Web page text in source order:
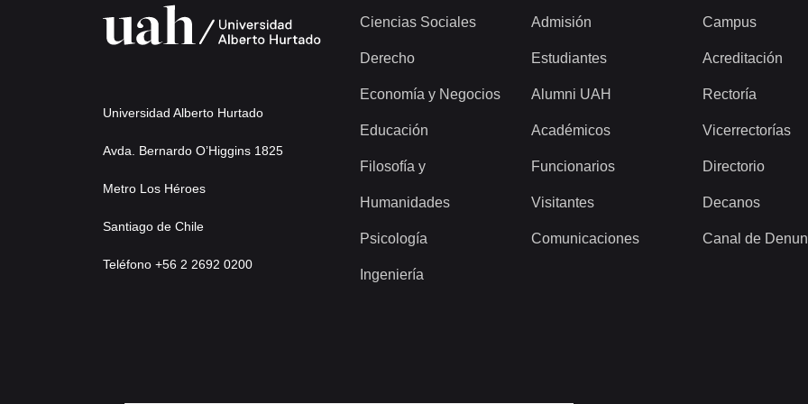
Universidad Alberto Hurtado
Avda. Bernardo O’Higgins 1825
Metro Los Héroes
Santiago de Chile
Teléfono +56 2 2692 0200
Ciencias Sociales
Derecho
Economía y Negocios
Educación
Filosofía y
Humanidades
Psicología
Ingeniería
Admisión
Estudiantes
Alumni UAH
Académicos
Funcionarios
Visitantes
Comunicaciones
Campus
Acreditación
Rectoría
Vicerrectorías
Directorio
Decanos
Canal de